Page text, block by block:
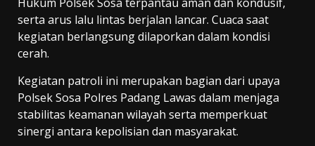
Hukum Polsek Sosa terpantau aman dan kondusif,
serta arus lalu lintas berjalan lancar. Cuaca saat
kegiatan berlangsung dilaporkan dalam kondisi
cerah.
Kegiatan patroli ini merupakan bagian dari upaya
Polsek Sosa Polres Padang Lawas dalam menjaga
stabilitas keamanan wilayah serta memperkuat
sinergi antara kepolisian dan masyarakat.